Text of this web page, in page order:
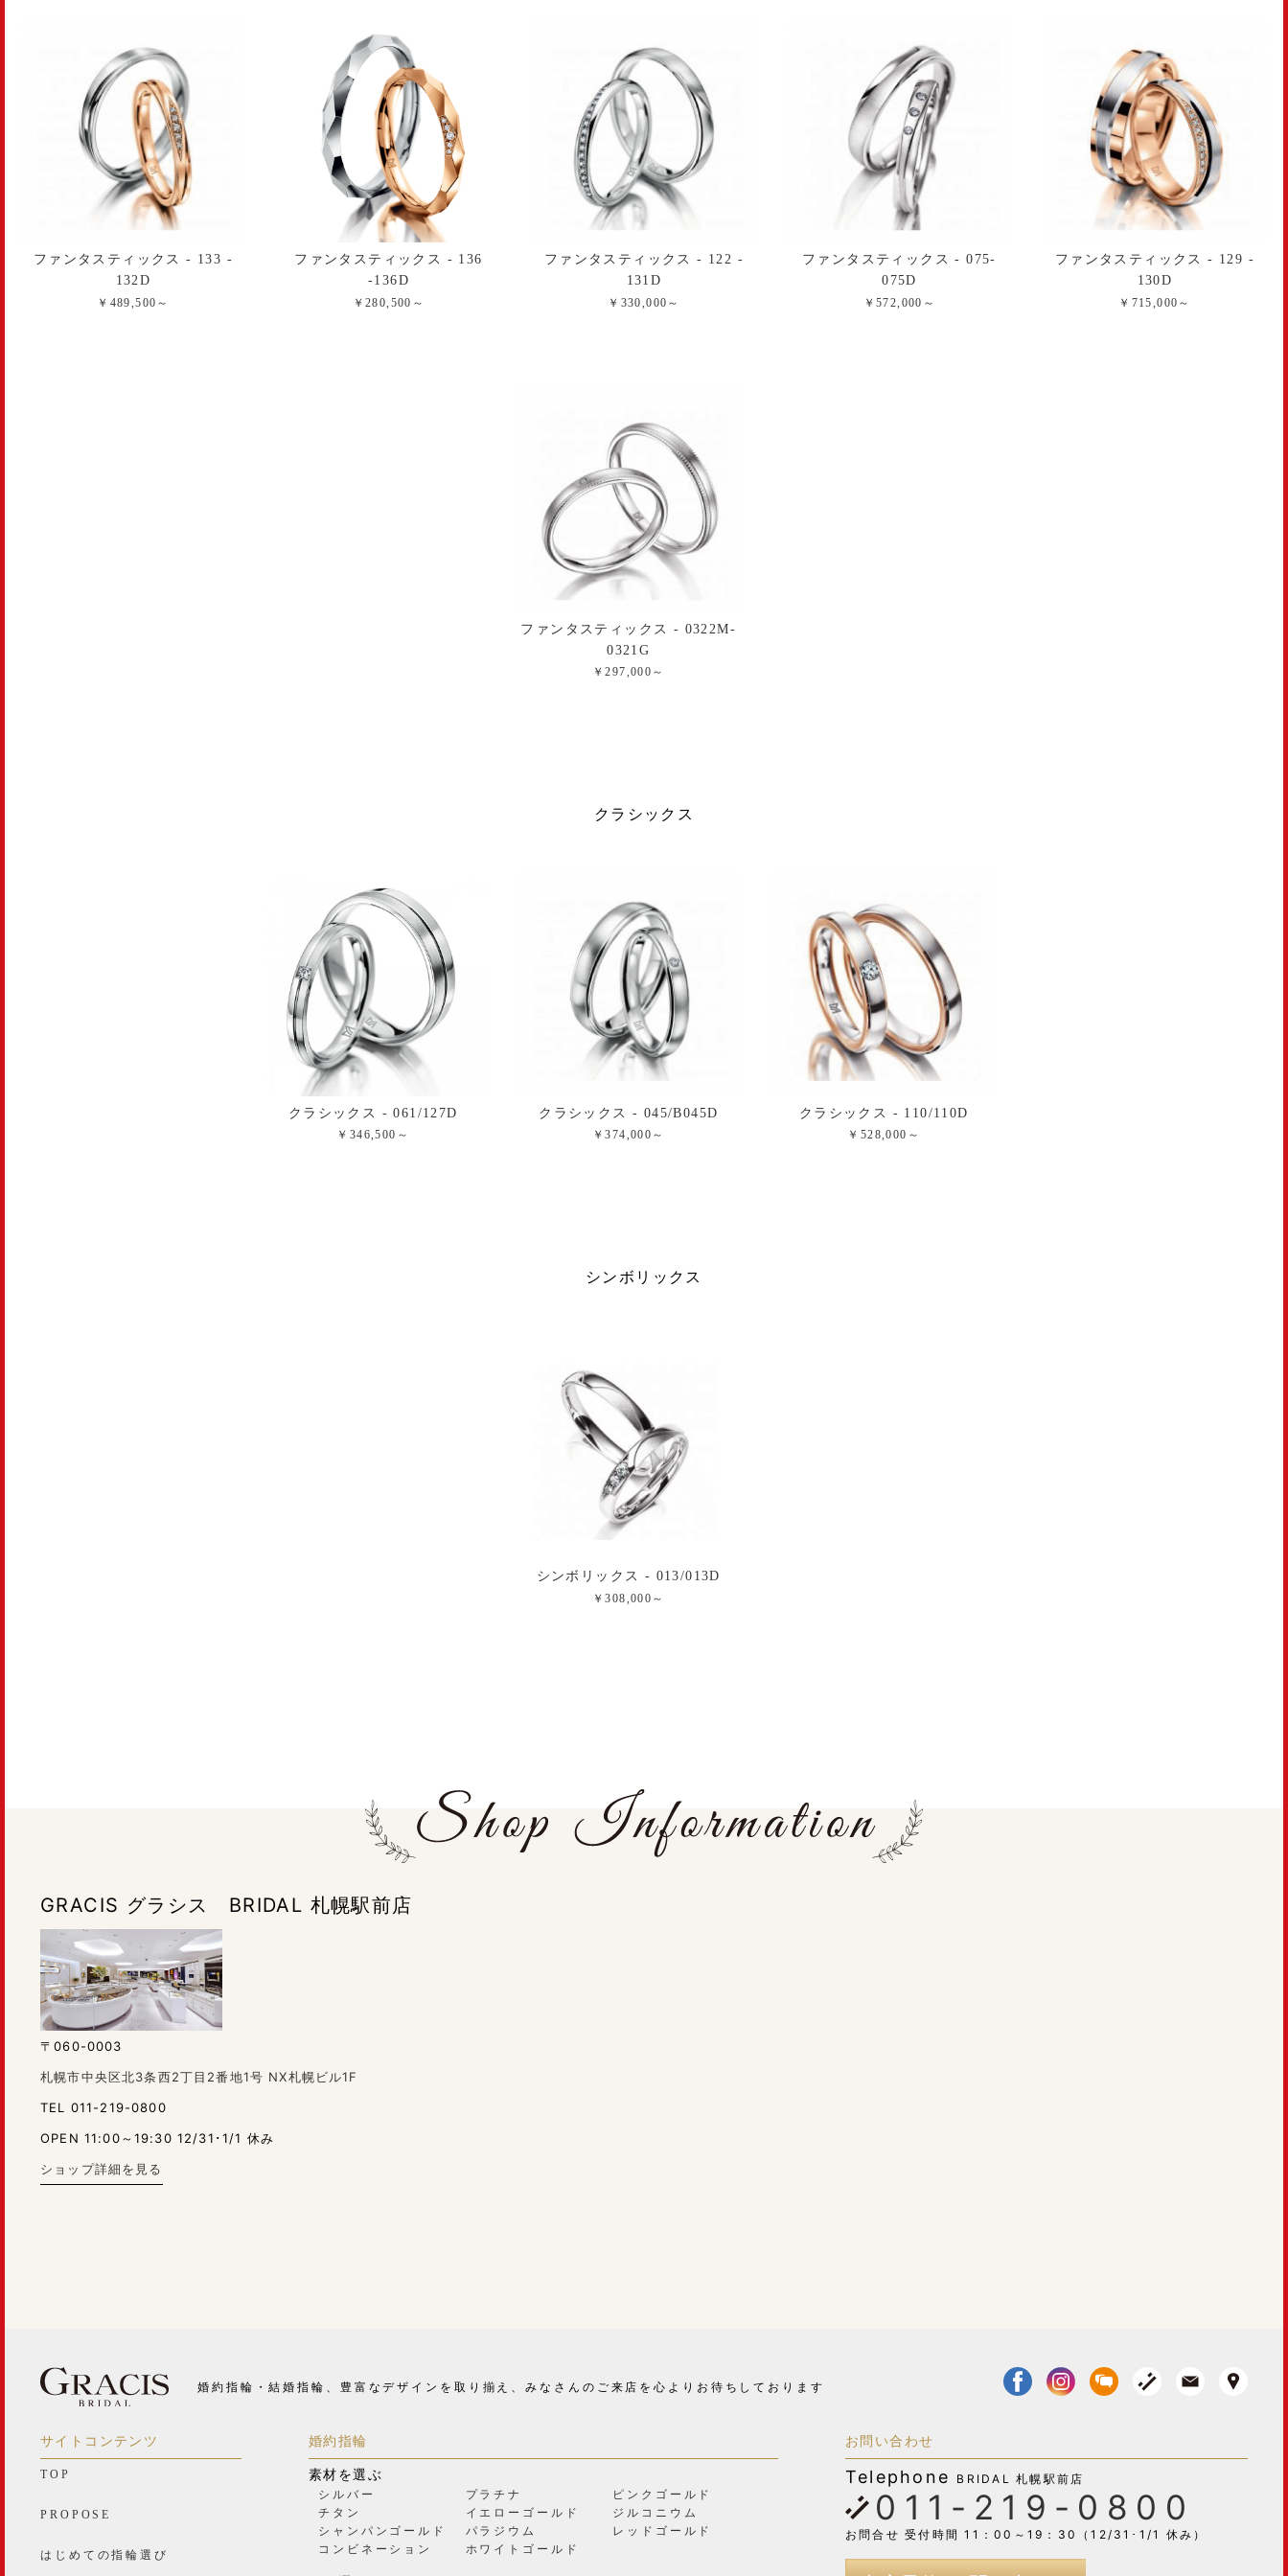
ファンタスティックス - 133 -
132D
￥489,500～
ファンタスティックス - 136
-136D
￥280,500～
ファンタスティックス - 122 -
131D
￥330,000～
ファンタスティックス - 075-
075D
￥572,000～
ファンタスティックス - 129 -
130D
￥715,000～
ファンタスティックス - 0322M-
0321G
￥297,000～
クラシックス
クラシックス - 061/127D
￥346,500～
クラシックス - 045/B045D
￥374,000～
クラシックス - 110/110D
￥528,000～
シンボリックス
シンボリックス - 013/013D
￥308,000～
GRACIS グラシス BRIDAL 札幌駅前店
〒060-0003
札幌市中央区北3条西2丁目2番地1号 NX札幌ビル1F
TEL 011-219-0800
OPEN 11:00～19:30 12/31･1/1 休み
ショップ詳細を見る
婚約指輪・結婚指輪、豊富なデザインを取り揃え、みなさんのご来店を心よりお待ちしております
サイトコンテンツ
TOP
PROPOSE
はじめての指輪選び
婚約指輪
素材を選ぶ
シルバー プラチナ
ピンクゴールド
チタン
イエローゴールド
ジルコニウム
シャンパンゴールド
パラジウム
レッドゴールド
コンビネーション
ホワイトゴールド
お問い合わせ
Telephone BRIDAL 札幌駅前店
011-219-0800
お問合せ 受付時間 11：00～19：30（12/31･1/1 休み）